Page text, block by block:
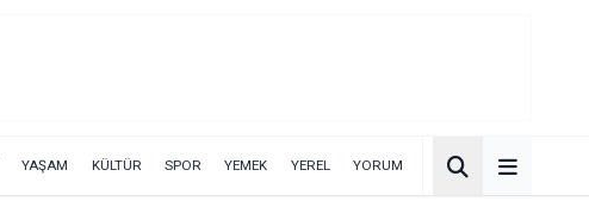
YAŞAM KÜLTÜR SPOR YEMEK YEREL YORUM